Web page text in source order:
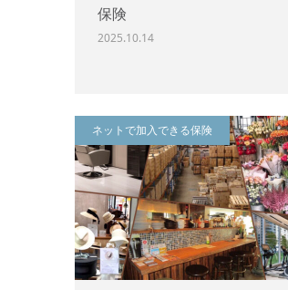
保険
2025.10.14
ネットで加入できる保険